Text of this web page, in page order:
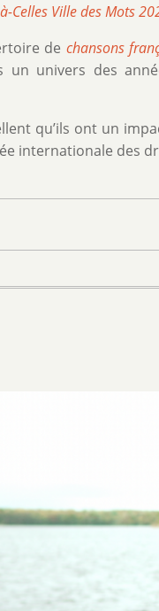
Celles Ville des Mots
de chansons
un univers des
qu’ils ont un
internationale des